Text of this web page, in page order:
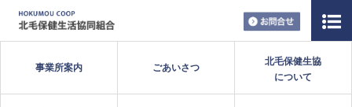
お問い合
事業所案内 ごあいさつ
北毛保健生協
について